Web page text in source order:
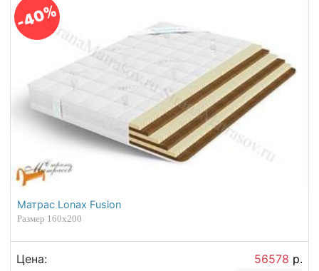
-40%
Матрас Lonax Fusion
Размер 160х200
Цена: 56578 р.